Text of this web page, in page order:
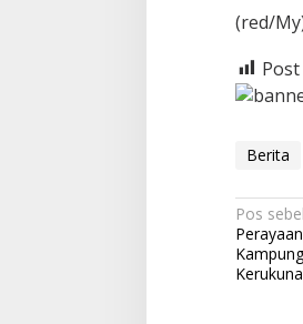
(red/
Post
Berita
N
a
v
Pos